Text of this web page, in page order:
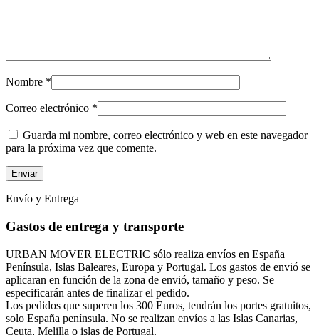
Nombre *
Correo electrónico *
Guarda mi nombre, correo electrónico y web en este navegador
para la próxima vez que comente.
Envío y Entrega
Gastos de entrega y transporte
URBAN MOVER ELECTRIC sólo realiza envíos en España
Península, Islas Baleares, Europa y Portugal. Los gastos de envió se
aplicaran en función de la zona de envió, tamaño y peso. Se
especificarán antes de finalizar el pedido.
Los pedidos que superen los 300 Euros, tendrán los portes gratuitos,
solo España península. No se realizan envíos a las Islas Canarias,
Ceuta, Melilla o islas de Portugal.